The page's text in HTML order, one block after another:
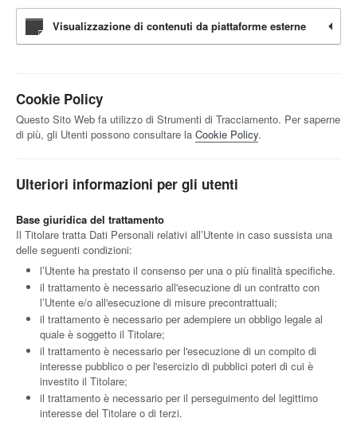
Visualizzazione di contenuti da piattaforme esterne
Cookie Policy
Questo Sito Web fa utilizzo di Strumenti di Tracciamento. Per saperne
di più, gli Utenti possono consultare la Cookie Policy.
Ulteriori informazioni per gli utenti
Base giuridica del trattamento
Il Titolare tratta Dati Personali relativi all’Utente in caso sussista una
delle seguenti condizioni:
l’Utente ha prestato il consenso per una o più finalità specifiche.
il trattamento è necessario all'esecuzione di un contratto con
l’Utente e/o all'esecuzione di misure precontrattuali;
il trattamento è necessario per adempiere un obbligo legale al
quale è soggetto il Titolare;
il trattamento è necessario per l'esecuzione di un compito di
interesse pubblico o per l'esercizio di pubblici poteri di cui è
investito il Titolare;
il trattamento è necessario per il perseguimento del legittimo
interesse del Titolare o di terzi.